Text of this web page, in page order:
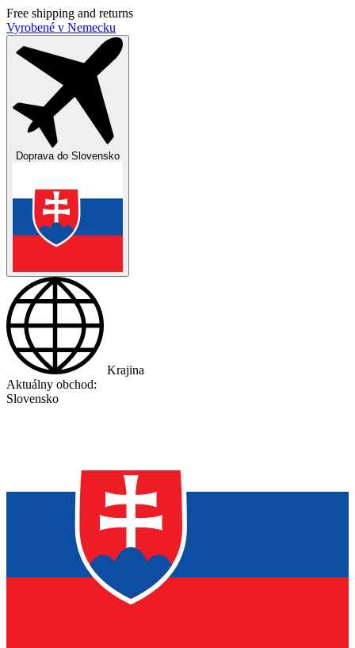
Free shipping and returns
Vyrobené v Nemecku
Doprava do Slovensko
Krajina
Aktuálny obchod:
Slovensko